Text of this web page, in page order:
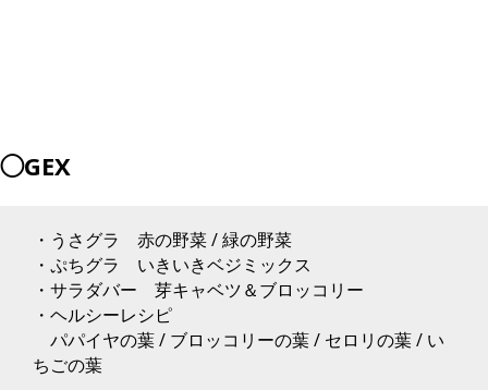
◯GEX
・うさグラ 赤の野菜 / 緑の野菜
・ぷちグラ いきいきベジミックス
・サラダバー 芽キャベツ＆ブロッコリー
・ヘルシーレシピ
パパイヤの葉 / ブロッコリーの葉 / セロリの葉 / い
ちごの葉